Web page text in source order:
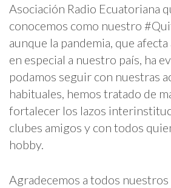
Asociación Radio Ecuatoriana
conocemos como nuestro
aunque la pandemia, que
en especial a nuestro país, ha
podamos seguir con nuestras
habituales, hemos tratado de
fortalecer los lazos
clubes amigos y con todos
hobby.
Agradecemos a todos